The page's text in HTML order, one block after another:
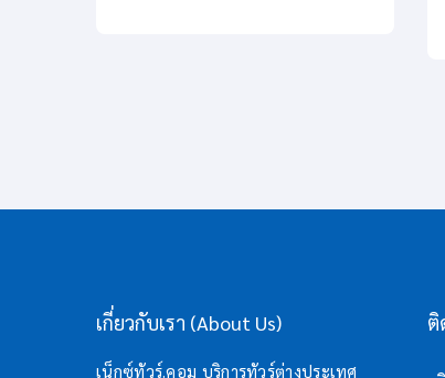
เกี่ยวกับเรา (About Us)
เน็กซ์ทัวร์.คอม บริการทัวร์ต่างประเทศ
ติ